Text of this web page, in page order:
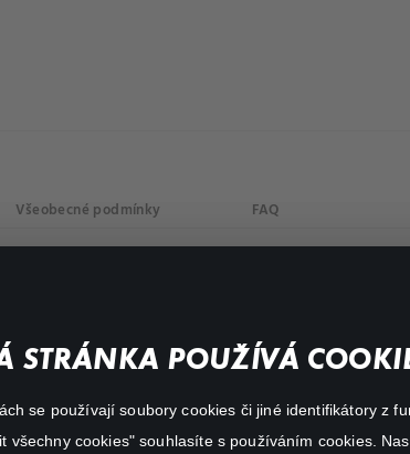
STRÁNKA POUŽÍVÁ
se používají soubory cookies či jiné identifikátory z
všechny cookies" souhlasíte s používáním cookies.
Všeobecné podmínky FAQ